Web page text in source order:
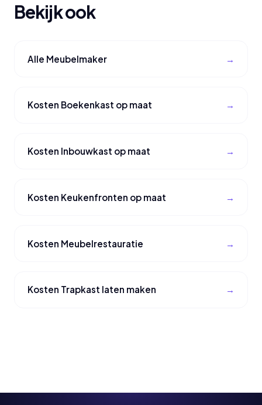
Bekijk ook
Alle Meubelmaker
Kosten Boekenkast op maat
Kosten Inbouwkast op maat
Kosten Keukenfronten op maat
Kosten Meubelrestauratie
Kosten Trapkast laten maken